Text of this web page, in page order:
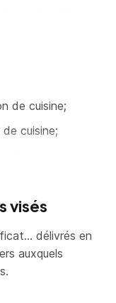
et de
de cuisine;
cuisine;
et
visés
délivrés en
auxquels